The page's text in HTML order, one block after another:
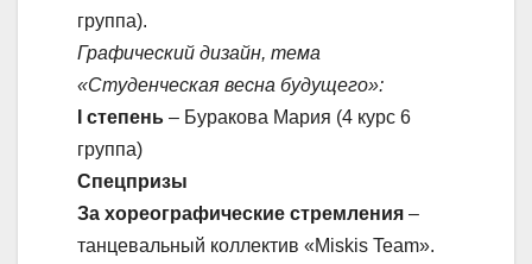
группа).
Графический дизайн, тема
«Студенческая весна будущего»:
I степень – Буракова Мария (4 курс 6
группа)
Спецпризы
За хореографические стремления –
танцевальный коллектив «Miskis Team».